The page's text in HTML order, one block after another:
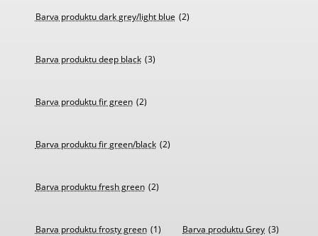
Barva produktu dark grey/light blue (2)
Barva produktu deep black (3)
Barva produktu fir green (2)
Barva produktu fir green/black (2)
Barva produktu fresh green (2)
Barva produktu frosty green (1) Barva produktu Grey (3)